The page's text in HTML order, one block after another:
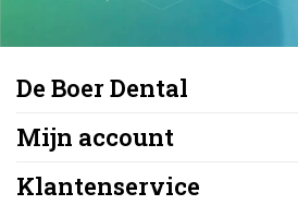
De Boer Dental
Mijn account
Klantenservice